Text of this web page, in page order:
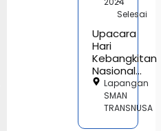
Selesai
Upacara
Hari
Kebangkitan
Nasional...
Lapangan
SMAN
TRANSNUSA